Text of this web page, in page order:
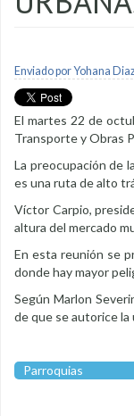
Enviado porYohana
El martes 22 de
Transporte y Obras
La preocupación de
es una ruta de alto
Víctor Carpio,
altura del mercado
En esta reunión se
donde hay mayor
Según Marlon
de que se autorice
Parroquias